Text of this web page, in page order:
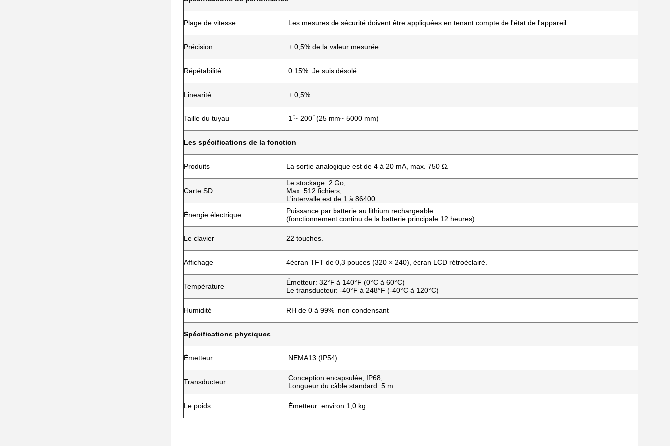
Plage de vitesse Les mesures de sécurité doivent être appliquées en tenant compte de l'état de l'appareil.
Précision ± 0,5% de la valeur mesurée
Répétabilité 0.15%. Je suis désolé.
Linearité ± 0,5%.
Taille du tuyau 1 ̊~ 200 ̊ (25 mm~ 5000 mm)
Les spécifications de la fonction
Produits La sortie analogique est de 4 à 20 mA, max. 750 Ω.
Carte SD
Le stockage: 2 Go;
Max: 512 fichiers;
L'intervalle est de 1 à 86400.
Énergie électrique
Puissance par batterie au lithium rechargeable
(fonctionnement continu de la batterie principale 12 heures).
Le clavier 22 touches.
Affichage 4écran TFT de 0,3 pouces (320 × 240), écran LCD rétroéclairé.
Température
Émetteur: 32°F à 140°F (0°C à 60°C)
Le transducteur: -40°F à 248°F (-40°C à 120°C)
Humidité RH de 0 à 99%, non condensant
Spécifications physiques
Émetteur NEMA13 (IP54)
Transducteur
Conception encapsulée, IP68;
Longueur du câble standard: 5 m
Le poids Émetteur: environ 1,0 kg